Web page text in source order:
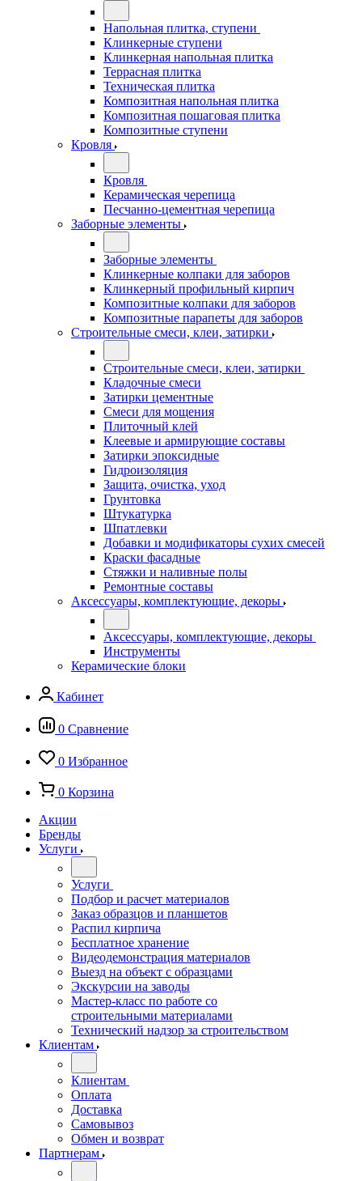
Напольная плитка, ступени
Клинкерные ступени
Клинкерная напольная плитка
Террасная плитка
Техническая плитка
Композитная напольная плитка
Композитная пошаговая плитка
Композитные ступени
Кровля
Кровля
Керамическая черепица
Песчанно-цементная черепица
Заборные элементы
Заборные элементы
Клинкерные колпаки для заборов
Клинкерный профильный кирпич
Композитные колпаки для заборов
Композитные парапеты для заборов
Строительные смеси, клеи, затирки
Строительные смеси, клеи, затирки
Кладочные смеси
Затирки цементные
Смеси для мощения
Плиточный клей
Клеевые и армирующие составы
Затирки эпоксидные
Гидроизоляция
Защита, очистка, уход
Грунтовка
Штукатурка
Шпатлевки
Добавки и модификаторы сухих смесей
Краски фасадные
Стяжки и наливные полы
Ремонтные составы
Аксессуары, комплектующие, декоры
Аксессуары, комплектующие, декоры
Инструменты
Керамические блоки
Кабинет
0 Сравнение
0 Избранное
0 Корзина
Акции
Бренды
Услуги
Услуги
Подбор и расчет материалов
Заказ образцов и планшетов
Распил кирпича
Бесплатное хранение
Видеодемонстрация материалов
Выезд на объект с образцами
Экскурсии на заводы
Мастер-класс по работе со
строительными материалами
Технический надзор за строительством
Клиентам
Клиентам
Оплата
Доставка
Самовывоз
Обмен и возврат
Партнерам